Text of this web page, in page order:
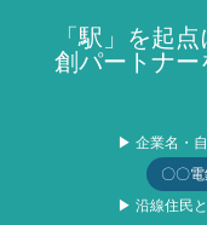
「駅」を起
創パートナー
▶ 企業名・
〇〇電
▶ 沿線住民